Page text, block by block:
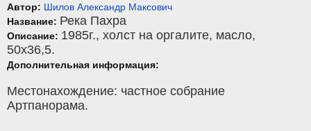
Автор: Шилов Александр Максович
Название: Река Пахра
Описание: 1985г., холст на оргалите, масло,
50x36,5.
Дополнительная информация:
Местонахождение: частное собрание
Артпанорама.